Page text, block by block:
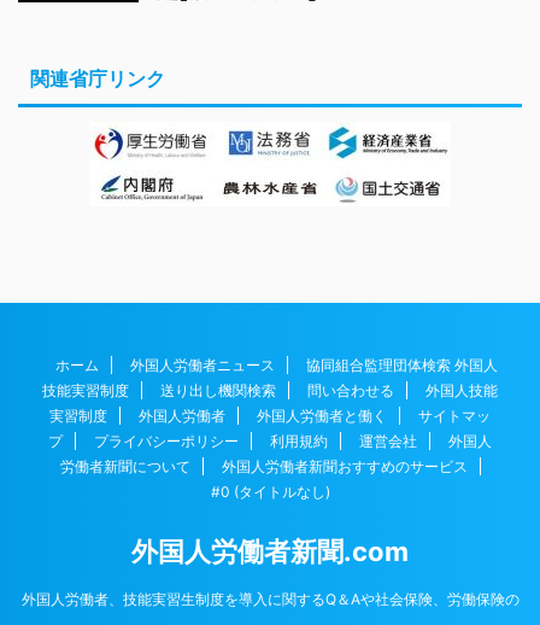
関連省庁リンク
ホーム 外国人労働者ニュース
協同組合監理団体検索 外国人
技能実習制度
送り出し機関検索 問い合わせる
外国人技能
実習制度
外国人労働者 外国人労働者と働く
サイトマッ
プ
プライバシーポリシー 利用規約 運営会社
外国人
労働者新聞について
外国人労働者新聞おすすめのサービス
#0 (タイトルなし)
外国人労働者新聞.com
外国人労働者、技能実習生制度を導入に関するQ＆Aや社会保険、労働保険の